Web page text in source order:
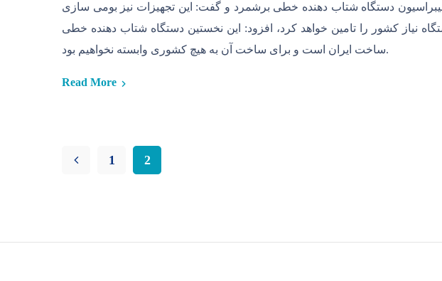
دستگاه شتاب دهنده خطی برشمرد و گفت: این تجهیزات نیز بومی سازی
نیاز کشور را تامین خواهد کرد، افزود: این نخستین دستگاه شتاب دهنده خطی
ساخت ایران است و برای ساخت آن به هیچ کشوری وابسته نخواهیم بود.
Read More
1 2